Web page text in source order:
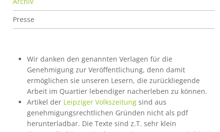
Presse
Wir danken den genannten Verlagen für die
Genehmigung zur Veröffentlichung, denn damit
ermöglichen sie unseren Lesern, die zurückliegende
Arbeit im Quartier lebendiger nacherleben zu können.
Artikel der Leipziger Volkszeitungsind aus
genehmigungsrechtlichen Gründen nicht als pdf
herunterladbar. Die Texte sind z.T. sehr klein